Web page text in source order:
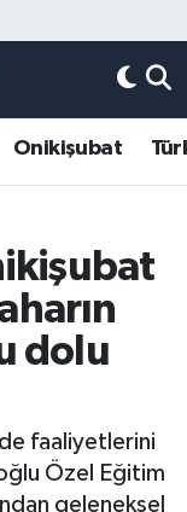
Onikişubat
dolu
faaliyetlerini
Özel Eğitim
geleneksel
Haritası